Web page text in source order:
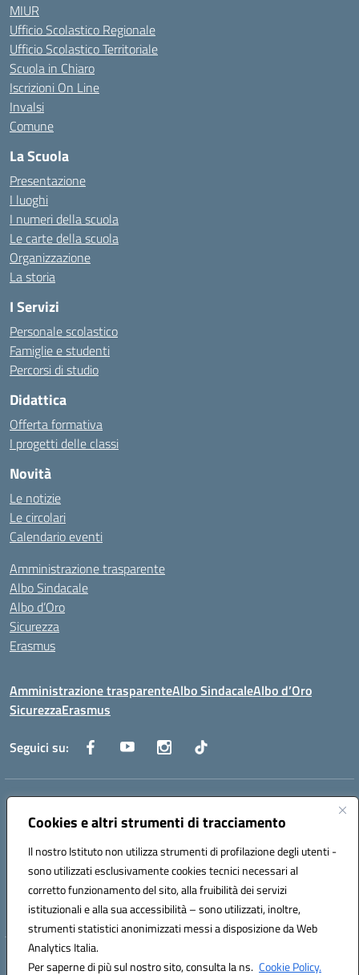
Cookies e altri strumenti di tracciamento
Il nostro Istituto non utilizza strumenti di profilazione degli utenti -
sono utilizzati esclusivamente cookies tecnici necessari al
corretto funzionamento del sito, alla fruibilità dei servizi
istituzionali e alla sua accessibilità – sono utilizzati, inoltre,
strumenti statistici anonimizzati messi a disposizione da Web
Analytics Italia.
Per saperne di più sul nostro sito, consulta la ns. Cookie Policy.
MIUR
Ufficio Scolastico Regionale
Ufficio Scolastico Territoriale
Scuola in Chiaro
Iscrizioni On Line
Invalsi
Comune
La Scuola
Presentazione
I luoghi
I numeri della scuola
Le carte della scuola
Organizzazione
La storia
I Servizi
Personale scolastico
Famiglie e studenti
Percorsi di studio
Didattica
Offerta formativa
I progetti delle classi
Novità
Le notizie
Le circolari
Calendario eventi
Amministrazione trasparente
Albo Sindacale
Albo d’Oro
Sicurezza
Erasmus
Amministrazione trasparenteAlbo SindacaleAlbo d’Oro
SicurezzaErasmus
Seguici su:
Indirizzo:
Centralino:0885.426034 Email:FGTD02000P@istruzione.it
Codice fiscale: 81002930717
Codice meccanografico:
FGTD02000P
Codice unico di fatturazione (CUF): UFUN7Y
Hosting & Powered by 3D Solution S.r.l.